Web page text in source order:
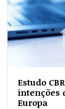
Estudo
intenções
Europa